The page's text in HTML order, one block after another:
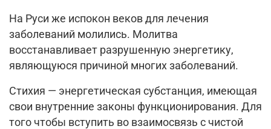
На Руси же испокон веков для лечения
заболеваний молились. Молитва
восстанавливает разрушенную энергетику,
являющуюся причиной многих заболеваний.
Стихия — энергетическая субстанция, имеющая
свои внутренние законы функционирования. Для
того чтобы вступить во взаимосвязь с чистой